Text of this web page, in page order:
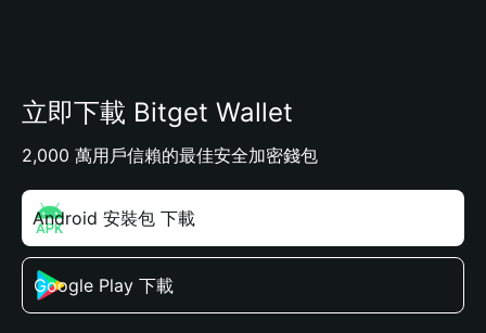
立即下載 Bitget Wallet
2,000 萬用戶信賴的最佳安全加密錢包
Android 安裝包 下載
Google Play 下載